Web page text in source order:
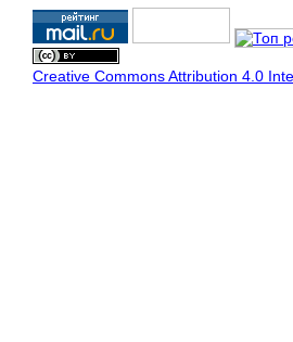
Creative Commons Attribution 4.0